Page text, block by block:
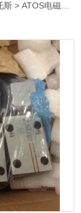
斯 >ATOS电磁阀